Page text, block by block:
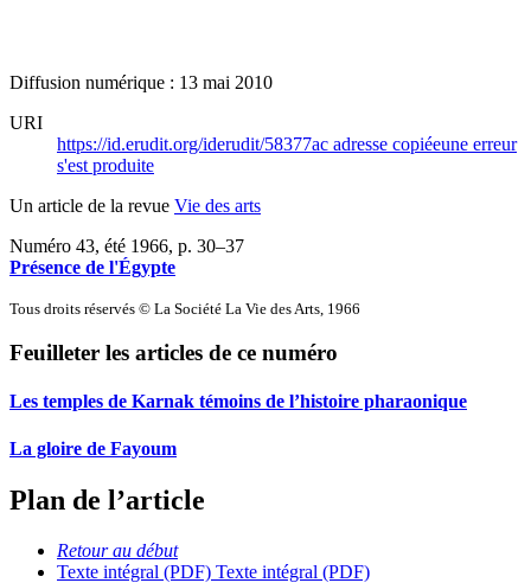
Diffusion numérique : 13 mai 2010
URI
https://id.erudit.org/iderudit/58377ac adresse copiéeune erreur
s'est produite
Un article de la revue Vie des arts
Numéro 43, été 1966, p. 30–37
Présence de l'Égypte
Tous droits réservés © La Société La Vie des Arts, 1966
Feuilleter les articles de ce numéro
Les temples de Karnak témoins de l’histoire pharaonique
La gloire de Fayoum
Plan de l’article
Retour au début
Texte intégral (PDF) Texte intégral (PDF)